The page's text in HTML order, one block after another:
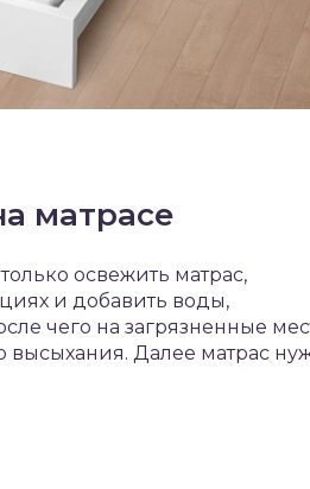
матрасе
освежить матрас,
и добавить воды,
чего на загрязненные
высыхания. Далее матрас